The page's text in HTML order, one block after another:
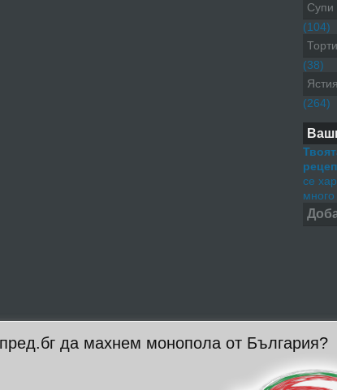
Супи
(104)
Торти
(38)
(264)
се
да махнем монопола от България?